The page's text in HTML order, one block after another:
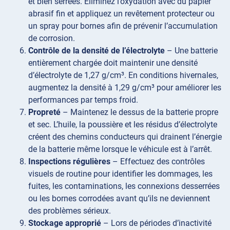
abrasif fin et appliquez un revêtement protecteur ou
un spray pour bornes afin de prévenir l’accumulation
de corrosion.
Contrôle de la densité de l’électrolyte – Une batterie
entièrement chargée doit maintenir une densité
d’électrolyte de 1,27 g/cm³. En conditions hivernales,
augmentez la densité à 1,29 g/cm³ pour améliorer les
performances par temps froid.
Propreté – Maintenez le dessus de la batterie propre
et sec. L’huile, la poussière et les résidus d’électrolyte
créent des chemins conducteurs qui drainent l’énergie
de la batterie même lorsque le véhicule est à l’arrêt.
Inspections régulières – Effectuez des contrôles
visuels de routine pour identifier les dommages, les
fuites, les contaminations, les connexions desserrées
ou les bornes corrodées avant qu’ils ne deviennent
des problèmes sérieux.
Stockage approprié – Lors de périodes d’inactivité